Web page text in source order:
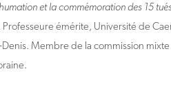
et la commémoration des 15
Professeure émérite, Université de
Membre de la commission